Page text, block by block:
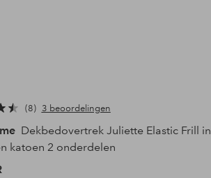
8 3 beoordelingen
Dekbedovertrek Juliette Elastic Frill in
katoen 2 onderdelen